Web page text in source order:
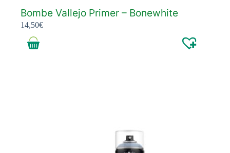
Bombe Vallejo Primer – Bonewhite
14,50€